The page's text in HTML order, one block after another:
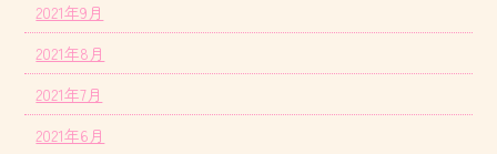
2021年9月
2021年8月
2021年7月
2021年6月